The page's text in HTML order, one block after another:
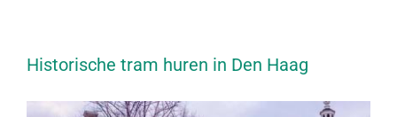
Historische tram huren in Den Haag